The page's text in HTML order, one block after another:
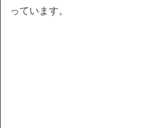
っています。